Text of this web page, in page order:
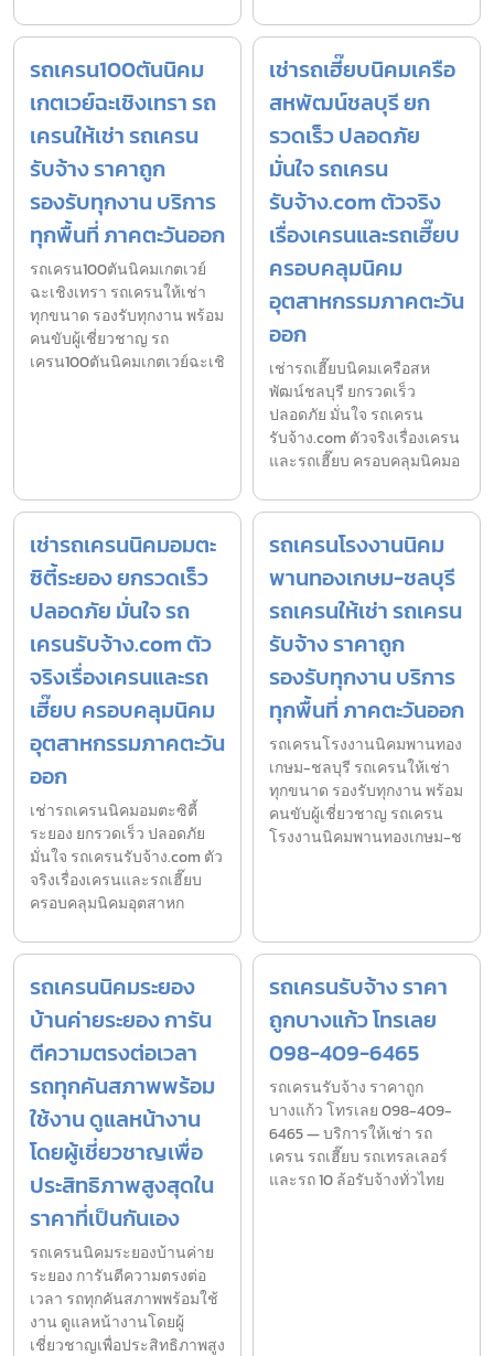
รถเครน100ตันนิคม
เกตเวย์ฉะเชิงเทรา รถ
เครนให้เช่า รถเครน
รับจ้าง ราคาถูก
รองรับทุกงาน บริการ
ทุกพื้นที่ ภาคตะวันออก
รถเครน100ตันนิคมเกตเวย์
ฉะเชิงเทรา รถเครนให้เช่า
ทุกขนาด รองรับทุกงาน พร้อม
คนขับผู้เชี่ยวชาญ รถ
เครน100ตันนิคมเกตเวย์ฉะเชิ
เช่ารถเฮี๊ยบนิคมเครือ
สหพัฒน์ชลบุรี ยก
รวดเร็ว ปลอดภัย
มั่นใจ รถเครน
รับจ้าง.com ตัวจริง
เรื่องเครนและรถเฮี๊ยบ
ครอบคลุมนิคม
อุตสาหกรรมภาคตะวัน
ออก
เช่ารถเฮี๊ยบนิคมเครือสห
พัฒน์ชลบุรี ยกรวดเร็ว
ปลอดภัย มั่นใจ รถเครน
รับจ้าง.com ตัวจริงเรื่องเครน
และรถเฮี๊ยบ ครอบคลุมนิคมอ
เช่ารถเครนนิคมอมตะ
ซิตี้ระยอง ยกรวดเร็ว
ปลอดภัย มั่นใจ รถ
เครนรับจ้าง.com ตัว
จริงเรื่องเครนและรถ
เฮี๊ยบ ครอบคลุมนิคม
อุตสาหกรรมภาคตะวัน
ออก
เช่ารถเครนนิคมอมตะซิตี้
ระยอง ยกรวดเร็ว ปลอดภัย
มั่นใจ รถเครนรับจ้าง.com ตัว
จริงเรื่องเครนและรถเฮี๊ยบ
ครอบคลุมนิคมอุตสาหก
รถเครนโรงงานนิคม
พานทองเกษม-ชลบุรี
รถเครนให้เช่า รถเครน
รับจ้าง ราคาถูก
รองรับทุกงาน บริการ
ทุกพื้นที่ ภาคตะวันออก
รถเครนโรงงานนิคมพานทอง
เกษม-ชลบุรี รถเครนให้เช่า
ทุกขนาด รองรับทุกงาน พร้อม
คนขับผู้เชี่ยวชาญ รถเครน
โรงงานนิคมพานทองเกษม-ช
รถเครนนิคมระยอง
บ้านค่ายระยอง การัน
ตีความตรงต่อเวลา
รถทุกคันสภาพพร้อม
ใช้งาน ดูแลหน้างาน
โดยผู้เชี่ยวชาญเพื่อ
ประสิทธิภาพสูงสุดใน
ราคาที่เป็นกันเอง
รถเครนนิคมระยองบ้านค่าย
ระยอง การันตีความตรงต่อ
เวลา รถทุกคันสภาพพร้อมใช้
งาน ดูแลหน้างานโดยผู้
เชี่ยวชาญเพื่อประสิทธิภาพสูง
รถเครนรับจ้าง ราคา
ถูกบางแก้ว โทรเลย
098-409-6465
รถเครนรับจ้าง ราคาถูก
บางแก้ว โทรเลย 098-409-
6465 — บริการให้เช่า รถ
เครน รถเฮี๊ยบ รถเทรลเลอร์
และรถ 10 ล้อรับจ้างทั่วไทย